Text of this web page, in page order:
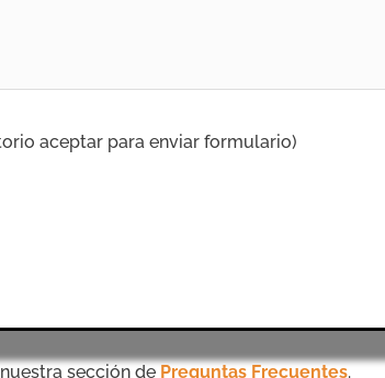
aceptar para enviar formulario)
sección de Preguntas Frecuentes.